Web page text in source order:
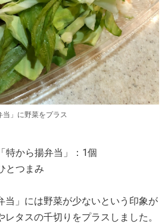
」に野菜をプラス
特から揚弁当」：1個
とつまみ
当」には野菜が少ないという印象が
タスの千切りをプラスしました。